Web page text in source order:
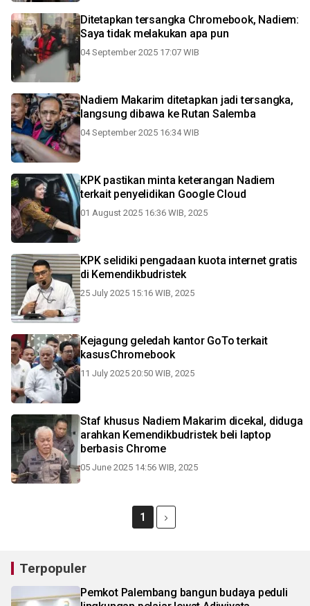
Ditetapkan tersangka Chromebook, Nadiem:
Saya tidak melakukan apa pun
04 September 2025 17:07 WIB
Nadiem Makarim ditetapkan jadi tersangka,
langsung dibawa ke Rutan Salemba
04 September 2025 16:34 WIB
KPK pastikan minta keterangan Nadiem
terkait penyelidikan Google Cloud
01 August 2025 16:36 WIB, 2025
KPK selidiki pengadaan kuota internet gratis
di Kemendikbudristek
25 July 2025 15:16 WIB, 2025
Kejagung geledah kantor GoTo terkait
kasusChromebook
11 July 2025 20:50 WIB, 2025
Staf khusus Nadiem Makarim dicekal, diduga
arahkan Kemendikbudristek beli laptop
berbasis Chrome
05 June 2025 14:56 WIB, 2025
1
Terpopuler
Pemkot Palembang bangun budaya peduli